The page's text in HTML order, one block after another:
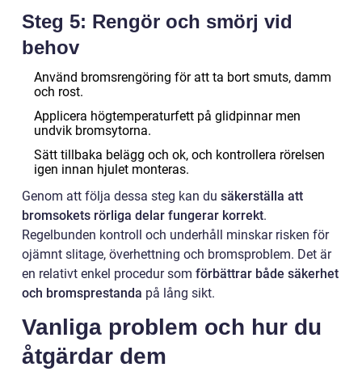
Steg 5: Rengör och smörj vid
behov
Använd bromsrengöring för att ta bort smuts, damm
och rost.
Applicera högtemperaturfett på glidpinnar men
undvik bromsytorna.
Sätt tillbaka belägg och ok, och kontrollera rörelsen
igen innan hjulet monteras.
Genom att följa dessa steg kan du säkerställa att
bromsokets rörliga delar fungerar korrekt.
Regelbunden kontroll och underhåll minskar risken för
ojämnt slitage, överhettning och bromsproblem. Det är
en relativt enkel procedur som förbättrar både säkerhet
och bromsprestanda på lång sikt.
Vanliga problem och hur du
åtgärdar dem